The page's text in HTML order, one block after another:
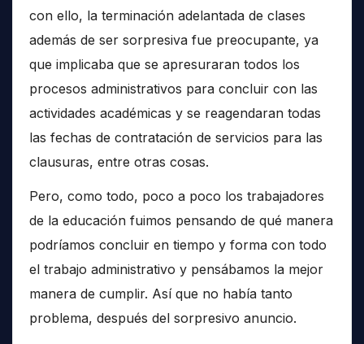
con ello, la terminación adelantada de clases
además de ser sorpresiva fue preocupante, ya
que implicaba que se apresuraran todos los
procesos administrativos para concluir con las
actividades académicas y se reagendaran todas
las fechas de contratación de servicios para las
clausuras, entre otras cosas.
Pero, como todo, poco a poco los trabajadores
de la educación fuimos pensando de qué manera
podríamos concluir en tiempo y forma con todo
el trabajo administrativo y pensábamos la mejor
manera de cumplir. Así que no había tanto
problema, después del sorpresivo anuncio.